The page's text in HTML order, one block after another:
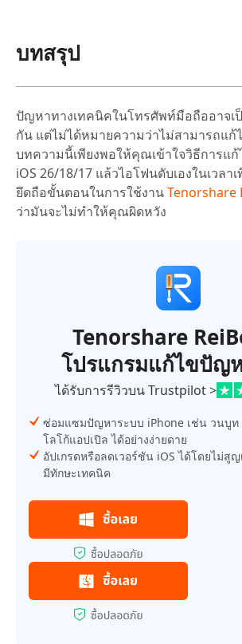
บทสรุป
ปัญหาทางเทคนิคในโทรศัพท์มือถืออาจเ
กัน แต่ไม่ได้หมายความว่าไม่สามารถแก้
บทความนี้เพียงพอให้คุณเข้าใจวิธีการแ
iOS 26/18/17 แล้วไอโฟนดับเองในเวลา
ยึดถือขั้นตอนในการใช้งานTenorshare
ว่ามันจะไม่ทำให้คุณผิดหวัง
Tenorshare
โปรแกรมแก้ไขปัญ
ได้รับการรีวิวบน Trustpilot >
ซ่อมแซมปัญหาระบบ iPhone เช่น วนบูท
โลโก้แอปเปิล ได้อย่างง่ายดาย
อัปเกรดหรือลดเวอร์ชัน iOS ได้โดยไม่สู
มีทักษะเทคนิค